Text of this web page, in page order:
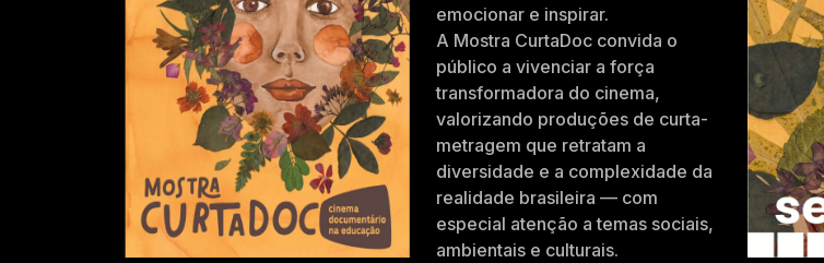
emocionar e inspirar.
A Mostra CurtaDoc convida o
público a vivenciar a força
transformadora do cinema,
valorizando produções de curta-
metragem que retratam a
diversidade e a complexidade da
realidade brasileira — com
especial atenção a temas sociais,
ambientais e culturais.